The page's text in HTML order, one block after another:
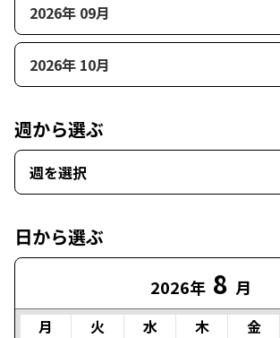
2026年 09月
2026年 10月
週から選ぶ
週を選択
日から選ぶ
2026年 8 月
月 火 水 木 金